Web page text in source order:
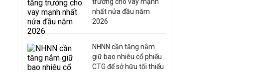
nhất nửa đầu năm
2026
NHNN cần tăng nắm
giữ bao nhiêu cổ phiếu
CTG để sở hữu tối thiểu